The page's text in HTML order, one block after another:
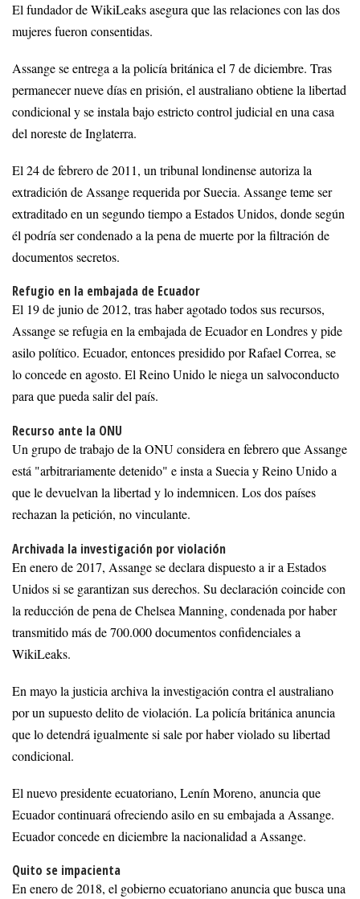
El fundador de WikiLeaks asegura que las relaciones con las dos
mujeres fueron consentidas.
Assange se entrega a la policía británica el 7 de diciembre. Tras
permanecer nueve días en prisión, el australiano obtiene la libertad
condicional y se instala bajo estricto control judicial en una casa
del noreste de Inglaterra.
El 24 de febrero de 2011, un tribunal londinense autoriza la
extradición de Assange requerida por Suecia. Assange teme ser
extraditado en un segundo tiempo a Estados Unidos, donde según
él podría ser condenado a la pena de muerte por la filtración de
documentos secretos.
Refugio en la embajada de Ecuador
El 19 de junio de 2012, tras haber agotado todos sus recursos,
Assange se refugia en la embajada de Ecuador en Londres y pide
asilo político. Ecuador, entonces presidido por Rafael Correa, se
lo concede en agosto. El Reino Unido le niega un salvoconducto
para que pueda salir del país.
Recurso ante la ONU
Un grupo de trabajo de la ONU considera en febrero que Assange
está "arbitrariamente detenido" e insta a Suecia y Reino Unido a
que le devuelvan la libertad y lo indemnicen. Los dos países
rechazan la petición, no vinculante.
Archivada la investigación por violación
En enero de 2017, Assange se declara dispuesto a ir a Estados
Unidos si se garantizan sus derechos. Su declaración coincide con
la reducción de pena de Chelsea Manning, condenada por haber
transmitido más de 700.000 documentos confidenciales a
WikiLeaks.
En mayo la justicia archiva la investigación contra el australiano
por un supuesto delito de violación. La policía británica anuncia
que lo detendrá igualmente si sale por haber violado su libertad
condicional.
El nuevo presidente ecuatoriano, Lenín Moreno, anuncia que
Ecuador continuará ofreciendo asilo en su embajada a Assange.
Ecuador concede en diciembre la nacionalidad a Assange.
Quito se impacienta
En enero de 2018, el gobierno ecuatoriano anuncia que busca una